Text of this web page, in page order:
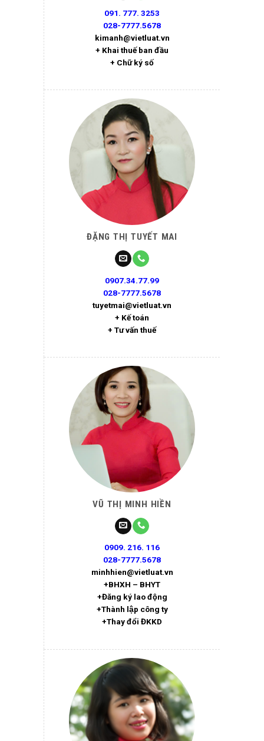
091. 777. 3253
028-7777.5678
kimanh@vietluat.vn
+ Khai thuế ban đầu
+ Chữ ký số
ĐẶNG THỊ TUYẾT MAI
0907.34.77.99
028-7777.5678
tuyetmai@vietluat.vn
+ Kế toán
+ Tư vấn thuế
VŨ THỊ MINH HIỀN
0909. 216. 116
028-7777.5678
minhhien@vietluat.vn
+BHXH – BHYT
+Đăng ký lao động
+Thành lập công ty
+Thay đổi ĐKKD